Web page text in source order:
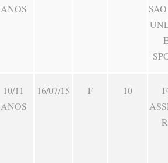
ANOS
10/11
ANOS
16/07/15 F 10